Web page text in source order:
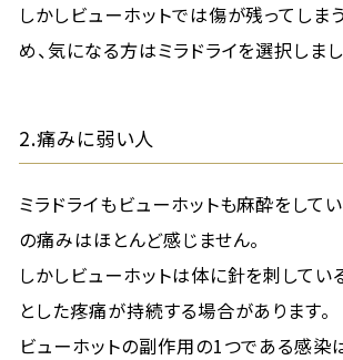
しかしビューホットでは傷が残ってしま
め、気になる方はミラドライを選択しまし
2.痛みに弱い人
ミラドライもビューホットも麻酔をして
の痛みはほとんど感じません。
しかしビューホットは体に針を刺してい
とした疼痛が持続する場合があります。
ビューホットの副作用の1つである感染